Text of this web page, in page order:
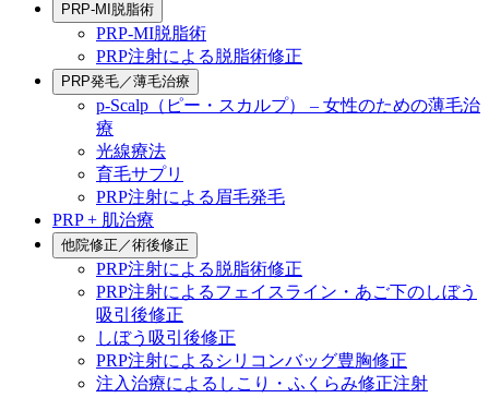
PRP-MI脱脂術
PRP-MI脱脂術
PRP注射による脱脂術修正
PRP発毛／薄毛治療
p-Scalp（ピー・スカルプ） – 女性のための薄毛治
療
光線療法
育毛サプリ
PRP注射による眉毛発毛
PRP + 肌治療
他院修正／術後修正
PRP注射による脱脂術修正
PRP注射によるフェイスライン・あご下のしぼう
吸引後修正
しぼう吸引後修正
PRP注射によるシリコンバッグ豊胸修正
注入治療によるしこり・ふくらみ修正注射